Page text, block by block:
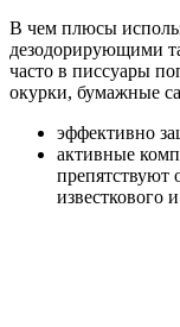
В чем плюсы
дезодорирующими
часто в писсуары
окурки, бумажные
эффективно
активные
препятствуют
известкового